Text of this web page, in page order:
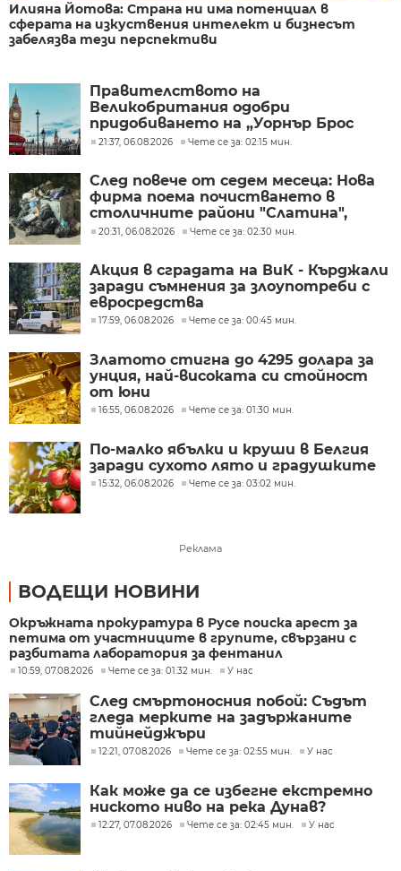
Илияна Йотова: Страна ни има потенциал в
сферата на изкуствения интелект и бизнесът
забелязва тези перспективи
Правителството на
Великобритания одобри
придобиването на „Уорнър Брос
Дискавъри“ от „Парамаунт“ за 110
21:37, 06.08.2026 Чете се за: 02:15 мин.
След повече от седем месеца: Нова
фирма поема почистването в
столичните райони "Слатина",
"Подуяне" и "Изгрев"
20:31, 06.08.2026 Чете се за: 02:30 мин.
Акция в сградата на ВиК - Кърджали
заради съмнения за злоупотреби с
евросредства
17:59, 06.08.2026 Чете се за: 00:45 мин.
Златото стигна до 4295 долара за
унция, най-високата си стойност
от юни
16:55, 06.08.2026 Чете се за: 01:30 мин.
По-малко ябълки и круши в Белгия
заради сухото лято и градушките
15:32, 06.08.2026 Чете се за: 03:02 мин.
Реклама
ВОДЕЩИ НОВИНИ
Окръжната прокуратура в Русе поиска арест за
петима от участниците в групите, свързани с
разбитата лаборатория за фентанил
10:59, 07.08.2026 Чете се за: 01:32 мин. У нас
След смъртоносния побой: Съдът
гледа мерките на задържаните
тийнейджъри
12:21, 07.08.2026 Чете се за: 02:55 мин. У нас
Как може да се избегне екстремно
ниското ниво на река Дунав?
12:27, 07.08.2026 Чете се за: 02:45 мин. У нас